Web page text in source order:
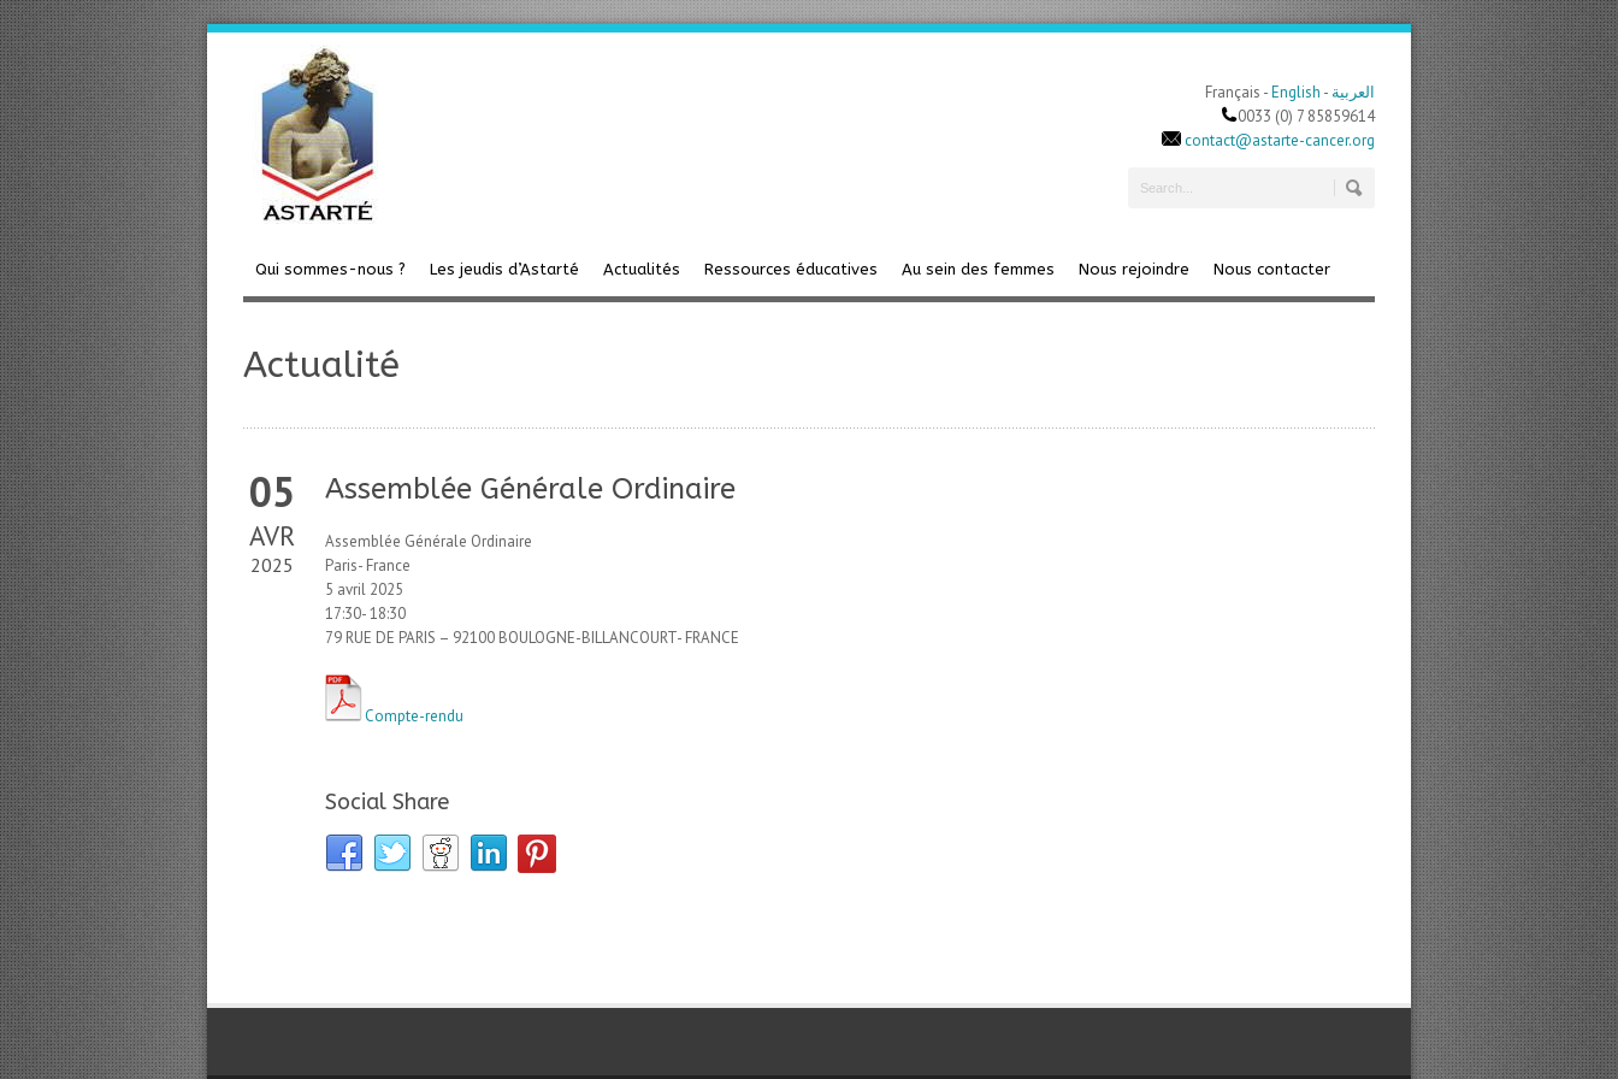
Français -English - العربية
0033 (0) 7 85859614
contact@astarte-cancer.org
Qui sommes-nous ? Les jeudis d’Astarté Actualités Ressources éducatives Au sein des femmes Nous rejoindre Nous contacter
Actualité
05
AVR
2025
Assemblée Générale Ordinaire
Assemblée Générale Ordinaire
Paris- France
5 avril 2025
17:30- 18:30
79 RUE DE PARIS – 92100 BOULOGNE-BILLANCOURT- FRANCE
Compte-rendu
Social Share